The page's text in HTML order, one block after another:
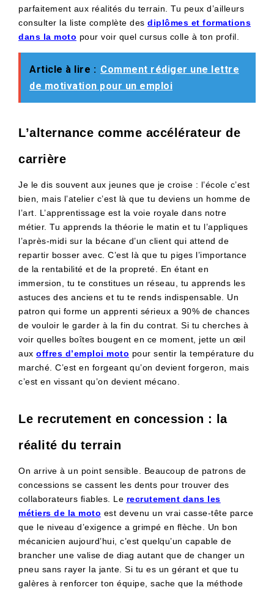
parfaitement aux réalités du terrain. Tu peux d’ailleurs
consulter la liste complète des diplômes et formations
dans la moto pour voir quel cursus colle à ton profil.
Article à lire : Comment rédiger une lettre
de motivation pour un emploi
L’alternance comme accélérateur de
carrière
Je le dis souvent aux jeunes que je croise : l’école c’est
bien, mais l’atelier c’est là que tu deviens un homme de
l’art. L’apprentissage est la voie royale dans notre
métier. Tu apprends la théorie le matin et tu l’appliques
l’après-midi sur la bécane d’un client qui attend de
repartir bosser avec. C’est là que tu piges l’importance
de la rentabilité et de la propreté. En étant en
immersion, tu te constitues un réseau, tu apprends les
astuces des anciens et tu te rends indispensable. Un
patron qui forme un apprenti sérieux a 90% de chances
de vouloir le garder à la fin du contrat. Si tu cherches à
voir quelles boîtes bougent en ce moment, jette un œil
aux offres d’emploi moto pour sentir la température du
marché. C’est en forgeant qu’on devient forgeron, mais
c’est en vissant qu’on devient mécano.
Le recrutement en concession : la
réalité du terrain
On arrive à un point sensible. Beaucoup de patrons de
concessions se cassent les dents pour trouver des
collaborateurs fiables. Le recrutement dans les
métiers de la moto est devenu un vrai casse-tête parce
que le niveau d’exigence a grimpé en flèche. Un bon
mécanicien aujourd’hui, c’est quelqu’un capable de
brancher une valise de diag autant que de changer un
pneu sans rayer la jante. Si tu es un gérant et que tu
galères à renforcer ton équipe, sache que la méthode